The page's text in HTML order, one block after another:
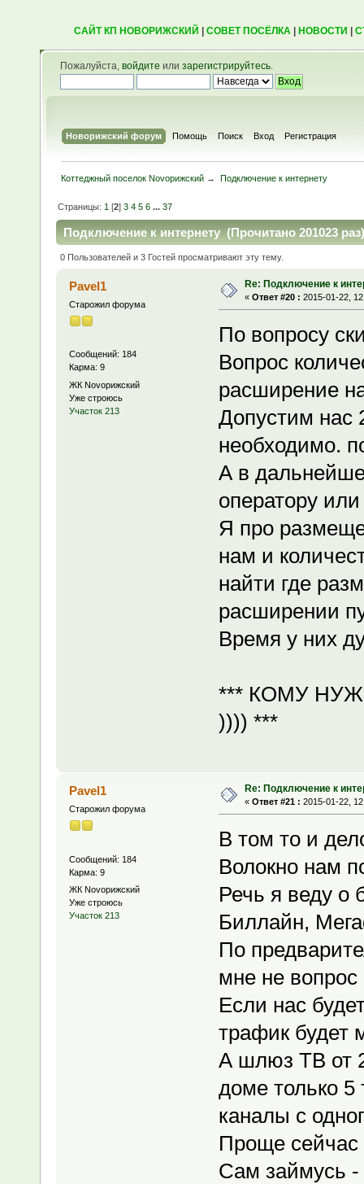
САЙТ КП НОВОРИЖСКИЙ СОВЕТ ПОСЁЛКА| НОВОСТИ
Пожалуйста, войдите или зарегистрируйтесь.
Новорижский форум Помощь Поиск Вход Регистрация
Коттеджный поселок Novoрижский → Подключение к интернету
Страницы:1 [2]3 4 5 6 ...37
Подключение к интернету (Прочитано 201023 раз)
0 Пользователей и 3 Гостей просматривают эту тему.
Pavel1
Старожил форума
Сообщений: 184
Карма: 9
ЖК Novoрижский
Уже строюсь
Участок 213
Re: Подключение к
« Ответ #20 : 2015-01-22,
По вопросу
Вопрос
расширение
Допустим нас
необходимо.
А в
оператору
Я про
нам и
найти где
расширении
Время у них
*** КОМУ
)))) ***
Pavel1
Старожил форума
Сообщений: 184
Карма: 9
ЖК Novoрижский
Уже строюсь
Участок 213
Re: Подключение к
« Ответ #21 : 2015-01-22,
В том то и
Волокно нам
Речь я веду о
Биллайн,
По
мне не вопрос
Если нас
трафик будет
А шлюз ТВ от
доме только 5
каналы с
Проще сейчас
Сам займусь -